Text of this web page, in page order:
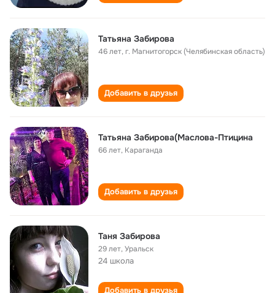
Татьяна Забирова
46 лет,г. Магнитогорск (Челябинская область)
Добавить в друзья
Татьяна Забирова(Маслова-Птицина
66 лет, Караганда
Добавить в друзья
Таня Забирова
29 лет,Уральск
24 школа
Добавить в друзья